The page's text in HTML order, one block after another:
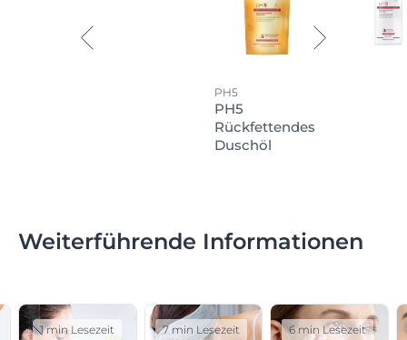
PH5
PH5
Rückfettendes
Duschöl
Weiterführende Informationen
1 min Lesezeit 7 min Lesezeit 6 min Lesezeit